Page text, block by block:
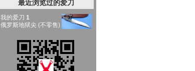
最近浏览过的爱刀
我的爱刀 1
俄罗斯地狱尖 (不零售)